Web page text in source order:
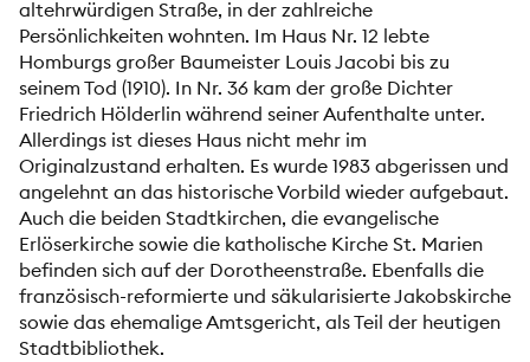
altehrwürdigen Straße, in der zahlreiche
Persönlichkeiten wohnten. Im Haus Nr. 12 lebte
Homburgs großer Baumeister Louis Jacobi bis zu
seinem Tod (1910). In Nr. 36 kam der große Dichter
Friedrich Hölderlin während seiner Aufenthalte unter.
Allerdings ist dieses Haus nicht mehr im
Originalzustand erhalten. Es wurde 1983 abgerissen und
angelehnt an das historische Vorbild wieder aufgebaut.
Auch die beiden Stadtkirchen, die evangelische
Erlöserkirche sowie die katholische Kirche St. Marien
befinden sich auf der Dorotheenstraße. Ebenfalls die
französisch-reformierte und säkularisierte Jakobskirche
sowie das ehemalige Amtsgericht, als Teil der heutigen
Stadtbibliothek.